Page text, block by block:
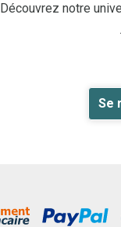
Découvrez notre
Se